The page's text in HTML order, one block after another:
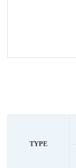
TYPE